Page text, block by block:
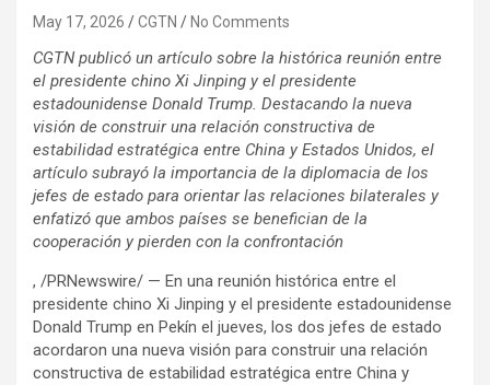
May 17, 2026 CGTN No Comments
CGTN publicó un artículo sobre la histórica reunión entre
el presidente chino Xi Jinping y el presidente
estadounidense Donald Trump. Destacando la nueva
visión de construir una relación constructiva de
estabilidad estratégica entre China y Estados Unidos, el
artículo subrayó la importancia de la diplomacia de los
jefes de estado para orientar las relaciones bilaterales y
enfatizó que ambos países se benefician de la
cooperación y pierden con la confrontación
, /PRNewswire/ — En una reunión histórica entre el
presidente chino Xi Jinping y el presidente estadounidense
Donald Trump en Pekín el jueves, los dos jefes de estado
acordaron una nueva visión para construir una relación
constructiva de estabilidad estratégica entre China y